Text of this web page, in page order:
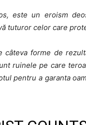
este un eroism
tuturor celor care
câteva forme de
ruinele pe care
pentru a garanta